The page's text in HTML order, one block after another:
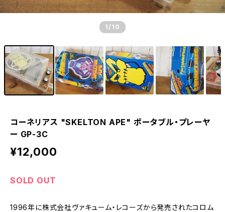
1 /10
コーネリアス "SKELTON APE" ポータブル・プレーヤ
ー GP-3C
¥12,000
SOLD OUT
1996年に株式会社ヴァキューム・レコーズから発売されたコロム